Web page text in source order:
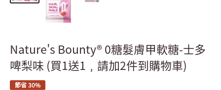
Nature's Bounty® 0糖髮膚甲軟糖-士多
啤梨味 (買1送1﹐請加2件到購物車)
節省 30%